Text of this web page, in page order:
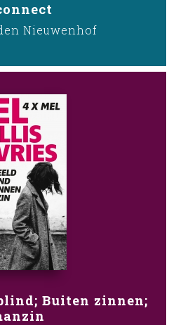
Nieuwenhof
Buiten zinnen;